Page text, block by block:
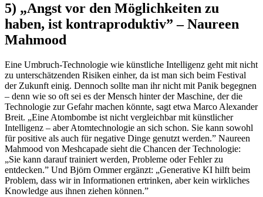
5) „Angst vor den Möglichkeiten zu
haben, ist kontraproduktiv” – Naureen
Mahmood
Eine Umbruch-Technologie wie künstliche Intelligenz geht mit nicht
zu unterschätzenden Risiken einher, da ist man sich beim Festival
der Zukunft einig. Dennoch sollte man ihr nicht mit Panik begegnen
– denn wie so oft sei es der Mensch hinter der Maschine, der die
Technologie zur Gefahr machen könnte, sagt etwa Marco Alexander
Breit. „Eine Atombombe ist nicht vergleichbar mit künstlicher
Intelligenz – aber Atomtechnologie an sich schon. Sie kann sowohl
für positive als auch für negative Dinge genutzt werden.” Naureen
Mahmood von Meshcapade sieht die Chancen der Technologie:
„Sie kann darauf trainiert werden, Probleme oder Fehler zu
entdecken.” Und Björn Ommer ergänzt: „Generative KI hilft beim
Problem, dass wir in Informationen ertrinken, aber kein wirkliches
Knowledge aus ihnen ziehen können.”